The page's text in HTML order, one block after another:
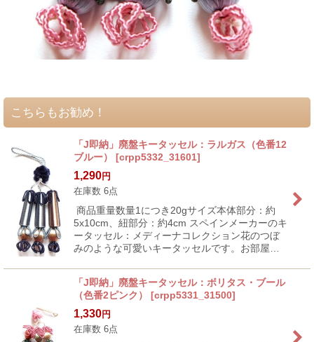
こちらもお勧め！
「J即納」廃盤キータッセル：ラルガス（色番12
ブルー）
[crpp5332_31601]
1,290円
在庫数 6点
商品重量数量1につき20gサイズ本体部分：約
5x10cm、紐部分：約4cm スペインメーカーのキ
ータッセル：メディーナコレクション花のつぼ
みのような可愛いキータッセルです。お部屋…
「J即納」廃盤キータッセル：ボリタス・ブール
（色番2ピンク）
[crpp5331_31500]
1,330円
在庫数 6点